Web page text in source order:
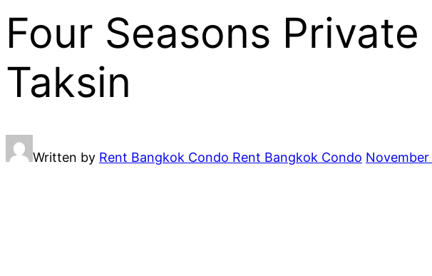
Four Seasons
Taksin
Written by Rent Bangkok Condo Rent Bangkok Condo November